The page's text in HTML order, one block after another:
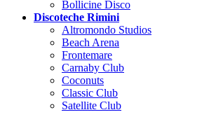
Bollicine Disco
Discoteche Rimini
Altromondo Studios
Beach Arena
Frontemare
Carnaby Club
Coconuts
Classic Club
Satellite Club